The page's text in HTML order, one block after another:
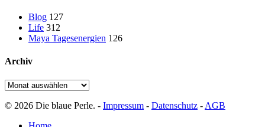
Blog 127
Life 312
Maya Tagesenergien 126
Archiv
Archiv
© 2026 Die blaue Perle. - Impressum - Datenschutz - AGB
Close